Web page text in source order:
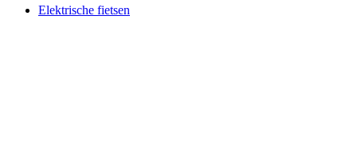
Elektrische fietsen